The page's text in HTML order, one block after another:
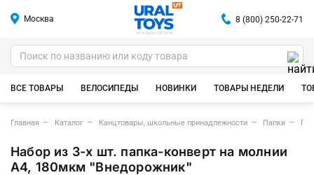
Москва
ИГРУШКИ ОПТОМ
8 (800) 250-22-71
ВСЕ ТОВАРЫ ВЕЛОСИПЕДЫ НОВИНКИ ТОВАРЫ НЕДЕЛИ
Главная Каталог Канцтовары, школьные принадлежности Папки
Набор из 3-х шт. папка-конверт на молнии
А4, 180мкм "Внедорожник"